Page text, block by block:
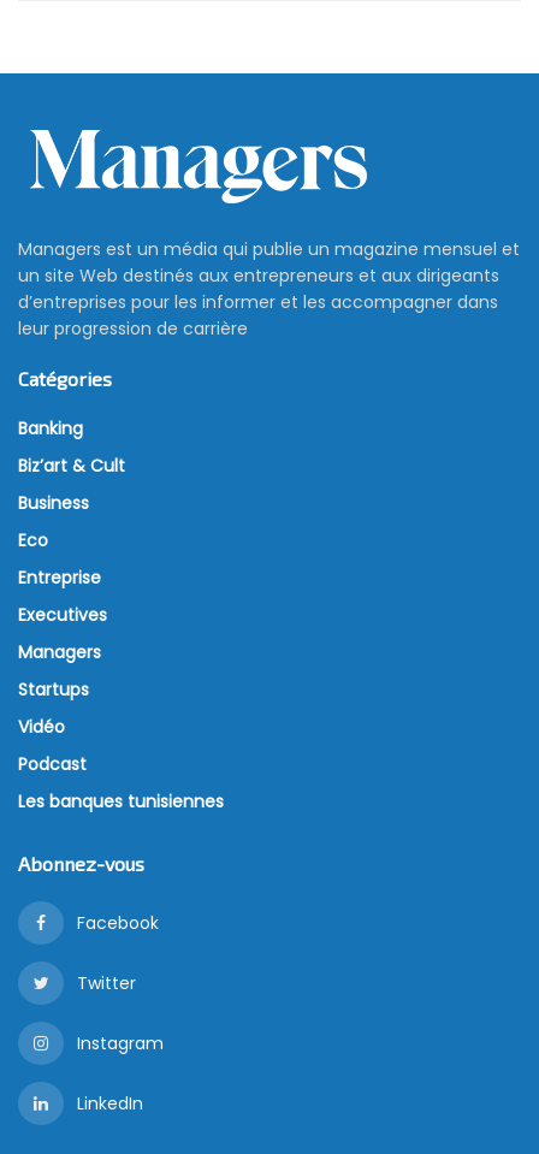
Managers est un média qui publie un magazine mensuel et
un site Web destinés aux entrepreneurs et aux dirigeants
d’entreprises pour les informer et les accompagner dans
leur progression de carrière
Catégories
Banking
Biz’art & Cult
Business
Eco
Entreprise
Executives
Managers
Startups
Vidéo
Podcast
Les banques tunisiennes
Abonnez-vous
Facebook
Twitter
Instagram
LinkedIn